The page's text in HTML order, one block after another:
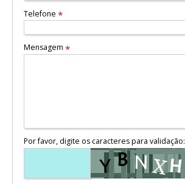
Telefone *
Mensagem *
Por favor, digite os caracteres para validação: